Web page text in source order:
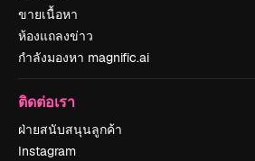
ขายเนื้อหา
ห้องแถลงข่าว
กำลังมองหา magnific.ai
ติดต่อเรา
ฝ่ายสนับสนุนลูกค้า
Instagram